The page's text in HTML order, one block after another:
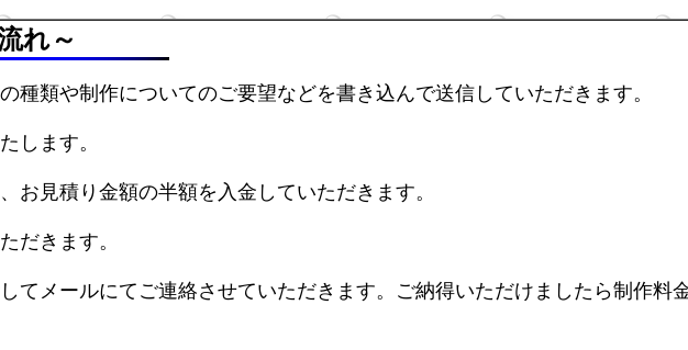
れ～
種類や制作についてのご要望などを書き込んで送信していただきます。
します。
お見積り金額の半額を入金していただきます。
だきます。
てメールにてご連絡させていただきます。ご納得いただけましたら制作料